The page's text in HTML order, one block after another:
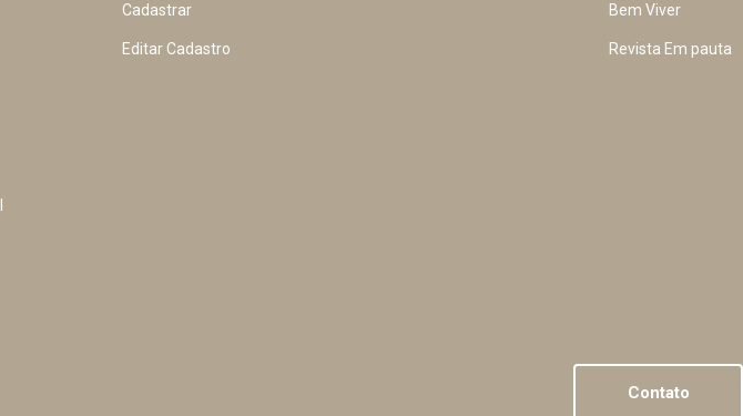
Cadastrar
Editar Cadastro
Bem Viver
Revista Em pauta
Contato